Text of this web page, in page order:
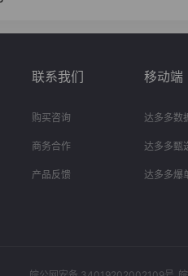
联系我们
购买咨询
商务合作
产品反馈
移动端
达多多数
达多多甄
达多多爆